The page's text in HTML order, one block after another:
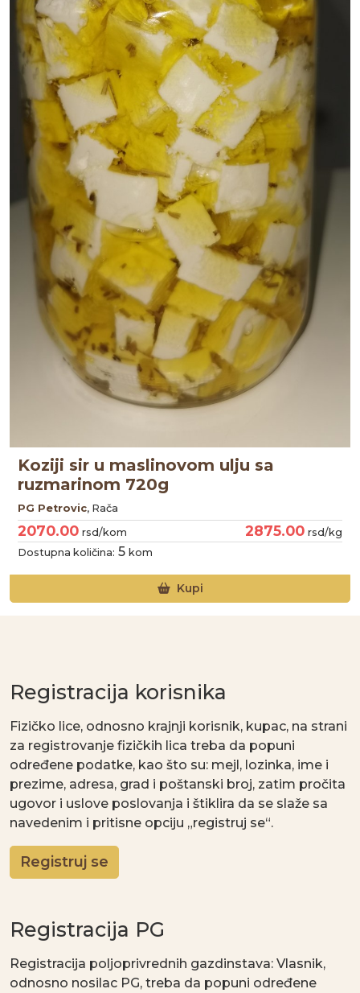
Koziji sir u maslinovom ulju sa
ruzmarinom 720g
PG Petrovic, Rača
2070.00 rsd/kom 2875.00 rsd/kg
Dostupna količina: 5 kom
Kupi
Registracija korisnika
Fizičko lice, odnosno krajnji korisnik, kupac, na strani
za registrovanje fizičkih lica treba da popuni
određene podatke, kao što su: mejl, lozinka, ime i
prezime, adresa, grad i poštanski broj, zatim pročita
ugovor i uslove poslovanja i štiklira da se slaže sa
navedenim i pritisne opciju „registruj se“.
Registruj se
Registracija PG
Registracija poljoprivrednih gazdinstava: Vlasnik,
odnosno nosilac PG, treba da popuni određene